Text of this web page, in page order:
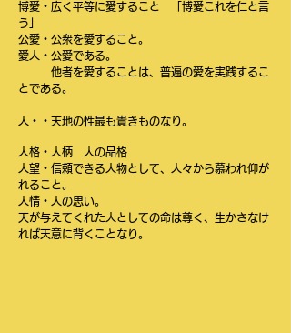
博愛・広く平等に愛すること 「博愛これを仁と言
う」
公愛・公衆を愛すること。
愛人・公愛である。
他者を愛することは、普遍の愛を実践するこ
とである。
人・・天地の性最も貴きものなり。
人格・人柄 人の品格
人望・信頼できる人物として、人々から慕われ仰が
れること。
人情・人の思い。
天が与えてくれた人としての命は尊く、生かさなけ
れば天意に背くことなり。